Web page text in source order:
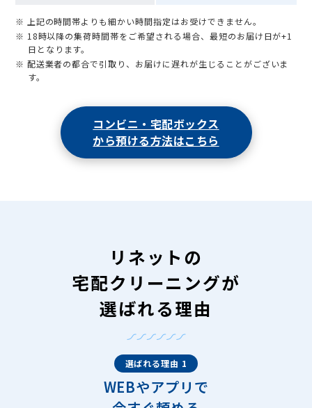
※ 上記の時間帯よりも細かい時間指定はお受けできません。
※ 18時以降の集荷時間帯をご希望される場合、最短のお届け日が+1
日となります。
※ 配送業者の都合で引取り、お届けに遅れが生じることがございま
す。
コンビニ・宅配ボックス
から預ける方法はこちら
リネットの
宅配クリーニングが
選ばれる理由
選ばれる理由 1
WEBやアプリで